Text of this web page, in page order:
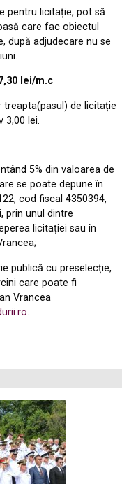
pentru licitație, pot să
care fac obiectul
după adjudecare nu se
lei/m.c
de licitație
3,00 lei.
5% din valoarea de
se poate depune în
cod fiscal 4350394,
prin unul dintre
licitației sau în
publică cu preselecție,
care poate fi
Vrancea
.